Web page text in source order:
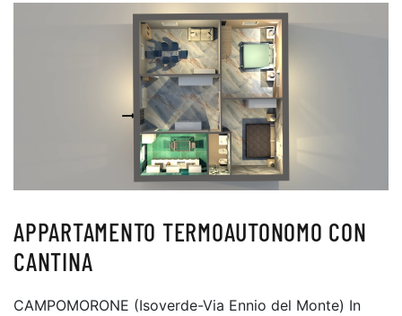
APPARTAMENTO TERMOAUTONOMO CON
CANTINA
CAMPOMORONE (Isoverde-Via Ennio del Monte) In